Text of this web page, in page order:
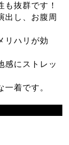
抜群です！
出し、お腹周
リハリが効
感にストレッ
着です。